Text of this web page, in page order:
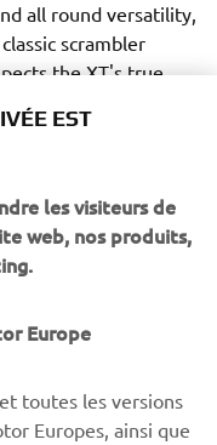
all round versatility,
scrambler
the XT's true
bike.
good looks and
the tru spirit of
a new generation
technology
EST
les visiteurs de
web, nos produits,
Europe
toutes les versions
Europes, ainsi que